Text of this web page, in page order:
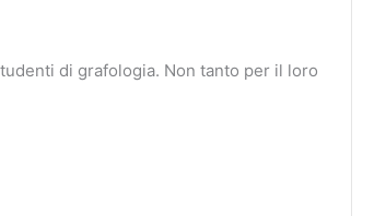
di grafologia. Non tanto per il loro